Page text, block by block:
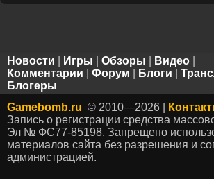
Новости Игры Обзоры Видео
Комментарии
Форум Блоги
Блогеры
Gamebomb.ru © 2010—2026 |
Запись о регистрации средства
Эл № ФС77-85198. Запрещено
материалов сайта без разрешения и
администрацией.